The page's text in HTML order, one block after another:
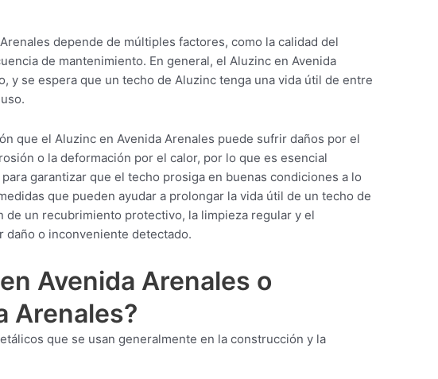
depende de múltiples factores, como la calidad del
de mantenimiento. En general, el Aluzinc en Avenida
y se espera que un techo de Aluzinc tenga una vida útil de entre
que el Aluzinc en Avenida Arenales puede sufrir daños por el
o la deformación por el calor, por lo que es esencial
garantizar que el techo prosiga en buenas condiciones a lo
que pueden ayudar a prolongar la vida útil de un techo de
de un recubrimiento protectivo, la limpieza regular y el
o inconveniente detectado.
Avenida Arenales o
Arenales?
que se usan generalmente en la construcción y la